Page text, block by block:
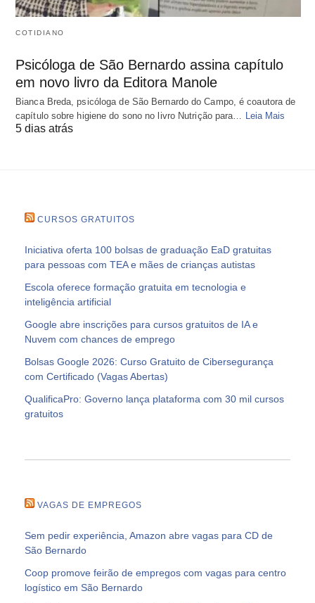
COTIDIANO
Psicóloga de São Bernardo assina capítulo
em novo livro da Editora Manole
Bianca Breda, psicóloga de São Bernardo do Campo, é coautora de
capítulo sobre higiene do sono no livro Nutrição para…
Leia Mais
5 dias atrás
CURSOS GRATUITOS
Iniciativa oferta 100 bolsas de graduação EaD gratuitas
para pessoas com TEA e mães de crianças autistas
Escola oferece formação gratuita em tecnologia e
inteligência artificial
Google abre inscrições para cursos gratuitos de IA e
Nuvem com chances de emprego
Bolsas Google 2026: Curso Gratuito de Cibersegurança
com Certificado (Vagas Abertas)
QualificaPro: Governo lança plataforma com 30 mil cursos
gratuitos
VAGAS DE EMPREGOS
Sem pedir experiência, Amazon abre vagas para CD de
São Bernardo
Coop promove feirão de empregos com vagas para centro
logístico em São Bernardo